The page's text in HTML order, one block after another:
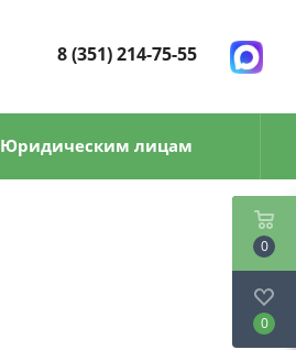
8 (351) 214-75-55
Юридическим лицам
0
0